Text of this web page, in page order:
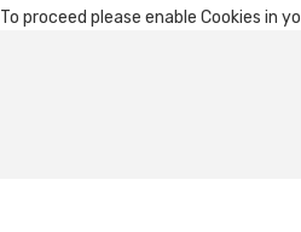
To proceed please enable Cookies in